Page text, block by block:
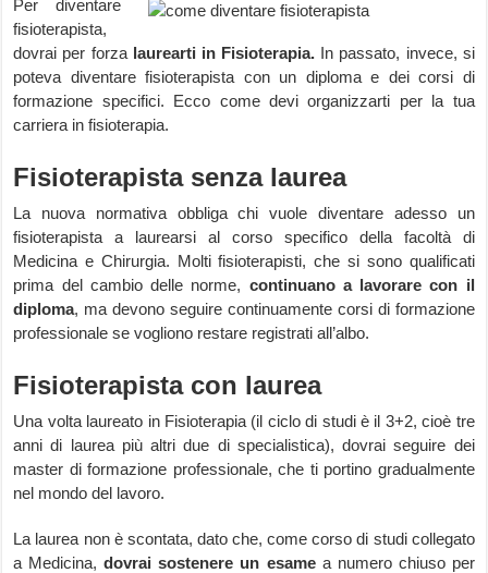
Per diventare
fisioterapista,
dovrai per forzalaurearti in Fisioterapia. In passato, invece, si
poteva diventare fisioterapista con un diploma e dei corsi di
formazione specifici. Ecco come devi organizzarti per la tua
carriera in fisioterapia.
Fisioterapista senza laurea
La nuova normativa obbliga chi vuole diventare adesso un
fisioterapista a laurearsi al corso specifico della facoltà di
Medicina e Chirurgia. Molti fisioterapisti, che si sono qualificati
prima del cambio delle norme, continuano a lavorare con il
diploma, ma devono seguire continuamente corsi di formazione
professionale se vogliono restare registrati all’albo.
Fisioterapista con laurea
Una volta laureato in Fisioterapia (il ciclo di studi è il 3+2, cioè tre
anni di laurea più altri due di specialistica), dovrai seguire dei
master di formazione professionale, che ti portino gradualmente
nel mondo del lavoro.
La laurea non è scontata, dato che, come corso di studi collegato
a Medicina,dovrai sostenere un esamea numero chiuso per